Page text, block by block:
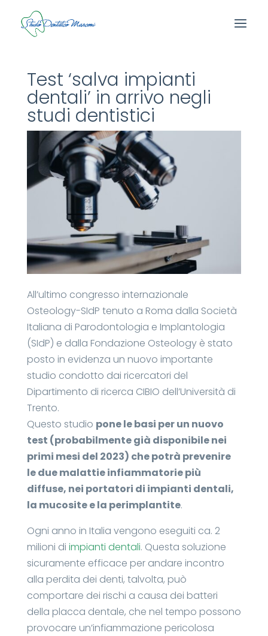
Test ‘salva impianti
dentali’ in arrivo negli
studi dentistici
All’ultimo congresso internazionale
Osteology-SIdP tenuto a Roma dalla Società
Italiana di Parodontologia e Implantologia
(SIdP) e dalla Fondazione Osteology è stato
posto in evidenza un nuovo importante
studio condotto dai ricercatori del
Dipartimento di ricerca CIBIO dell’Università di
Trento.
Questo studio pone le basi per un nuovo
test (probabilmente già disponibile nei
primi mesi del 2023) che potrà prevenire
le due malattie infiammatorie più
diffuse, nei portatori di impianti dentali,
la mucosite e la perimplantite.
Ogni anno in Italia vengono eseguiti ca. 2
milioni di impianti dentali. Questa soluzione
sicuramente efficace per andare incontro
alla perdita dei denti, talvolta, può
comportare dei rischi a causa dei batteri
della placca dentale, che nel tempo possono
provocare un’infiammazione pericolosa